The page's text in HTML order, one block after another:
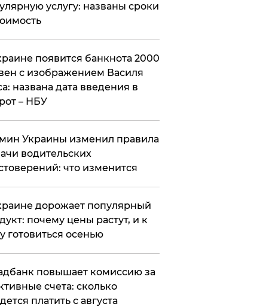
услугу: названы сроки
появится банкнота 2000
с изображением Василя
названа дата введения в
– НБУ
Украины изменил правила
водительских
что изменится
дорожает популярный
почему цены растут, и к
готовиться осенью
повышает комиссию за
счета: сколько
платить с августа